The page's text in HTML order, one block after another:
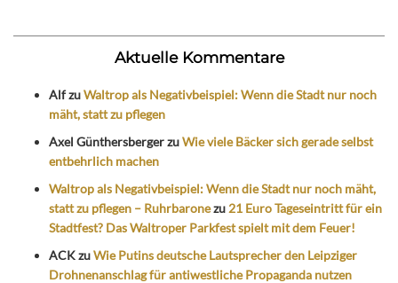
Aktuelle Kommentare
AlfzuWaltrop als Negativbeispiel: Wenn die Stadt nur noch
mäht, statt zu pflegen
Axel GünthersbergerzuWie viele Bäcker sich gerade selbst
entbehrlich machen
Waltrop als Negativbeispiel: Wenn die Stadt nur noch mäht,
statt zu pflegen – Ruhrbaronezu 21 Euro Tageseintritt für ein
Stadtfest? Das Waltroper Parkfest spielt mit dem Feuer!
ACKzuWie Putins deutsche Lautsprecher den Leipziger
Drohnenanschlag für antiwestliche Propaganda nutzen